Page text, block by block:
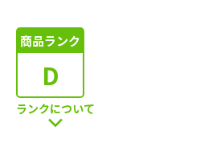
商品ランク
D
ランクについて